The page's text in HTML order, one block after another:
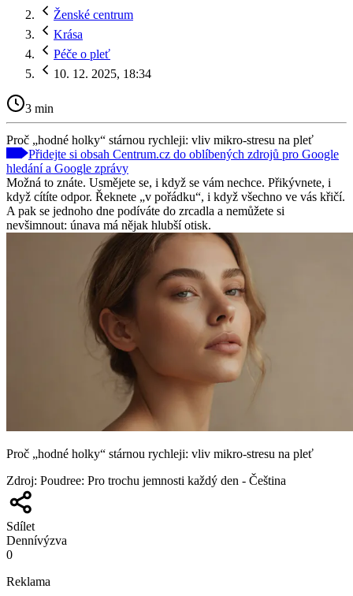
Ženské centrum
Krása
Péče o pleť
10. 12. 2025, 18:34
3 min
Proč „hodné holky“ stárnou rychleji: vliv mikro-stresu na pleť
Přidejte si obsah Centrum.cz do oblíbených zdrojů pro Google
hledání a Google zprávy
Možná to znáte. Usmějete se, i když se vám nechce. Přikývnete, i
když cítíte odpor. Řeknete „v pořádku“, i když všechno ve vás křičí.
A pak se jednoho dne podíváte do zrcadla a nemůžete si
nevšimnout: únava má nějak hlubší otisk.
Proč „hodné holky“ stárnou rychleji: vliv mikro-stresu na pleť
Zdroj: Poudree: Pro trochu jemnosti každý den - Čeština
Sdílet
Dennívýzva
0
Reklama